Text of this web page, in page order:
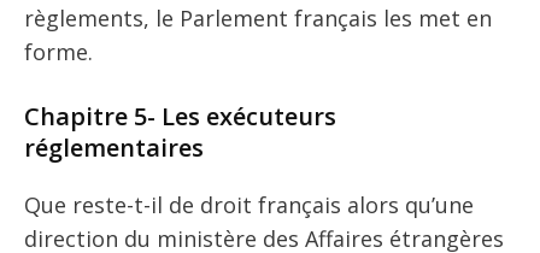
règlements, le Parlement français les met en
forme.
Chapitre 5- Les exécuteurs
réglementaires
Que reste-t-il de droit français alors qu’une
direction du ministère des Affaires étrangères